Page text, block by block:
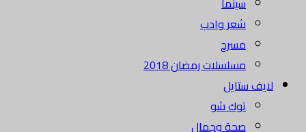
شعر وادب
مسرح
مسلسلات رمضان 2018
لايف ستايل
توك شو
صحة وجمال